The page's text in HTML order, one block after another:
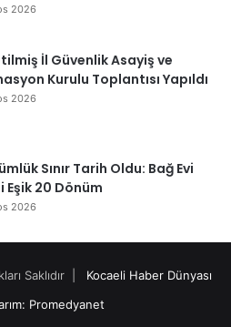
2026
İl Güvenlik Asayiş ve
Kurulu Toplantısı Yapıldı
2026
Sınır Tarih Oldu: Bağ Evi
Eşik 20 Dönüm
2026
Saklıdır | Kocaeli Haber Dünyası
Promedyanet